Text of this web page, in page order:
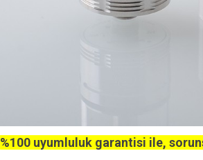
%100 uyumluluk garantisi ile,